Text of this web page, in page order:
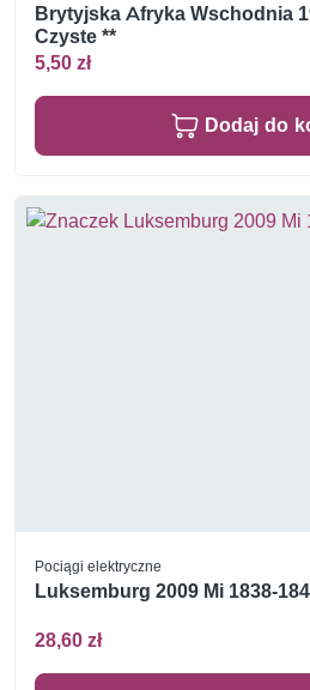
Brytyjska Afryka Wschodnia
Czyste **
5,50 zł
Dodaj do
Pociągi elektryczne
Luksemburg 2009 Mi 1838-
28,60 zł